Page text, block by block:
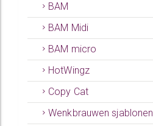
BAM
BAM Midi
BAM micro
HotWingz
Copy Cat
Wenkbrauwen sjablonen